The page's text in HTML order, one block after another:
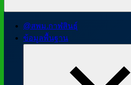
@สพม.กาฬสินธุ์
ข้อมูลพื้นฐาน